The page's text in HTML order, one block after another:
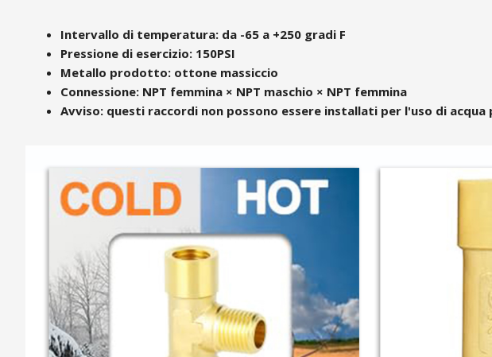
Intervallo di temperatura: da -65 a +250 gradi F
Pressione di esercizio: 150PSI
Metallo prodotto: ottone massiccio
Connessione: NPT femmina × NPT maschio × NPT femmina
Avviso: questi raccordi non possono essere installati per l'uso di acqua